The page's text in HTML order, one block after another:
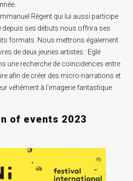
Régent qui lui aussi participe
depuis ses débuts nous offrira ses
formats. Nous mettrons également
de deux jeunes artistes : Eglé
une recherche de coïncidences entre
afin de créer des micro-narrations et
véhément à l’imagerie fantastique.
of events 2023
...